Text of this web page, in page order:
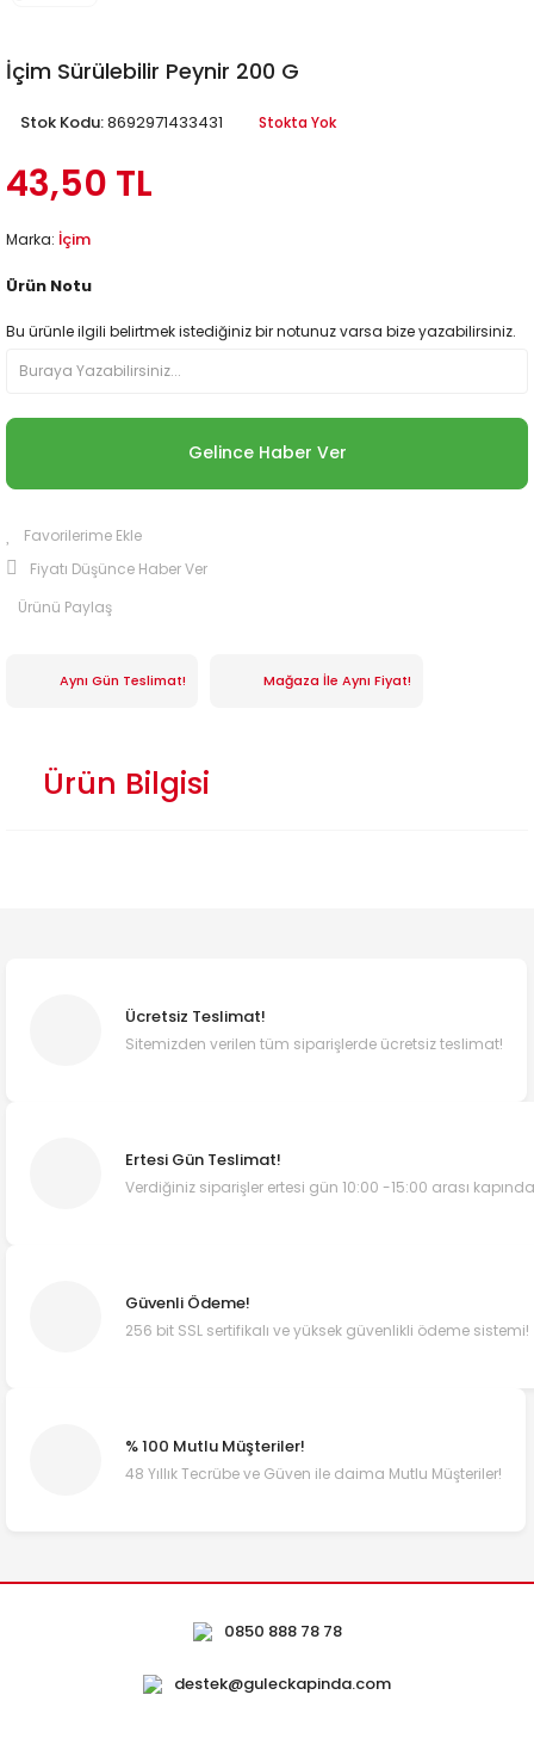
İçim Sürülebilir Peynir 200 G
Stok Kodu:8692971433431 Stokta Yok
43,50 TL
Marka: İçim
Ürün Notu
Bu ürünle ilgili belirtmek istediğiniz bir notunuz varsa bize yazabilirsiniz.
Gelince Haber Ver
Fiyatı Düşünce Haber Ver
Ürünü Paylaş
Aynı Gün Teslimat! Mağaza İle Aynı Fiyat!
Ürün Bilgisi
Ücretsiz Teslimat!
Sitemizden verilen tüm siparişlerde ücretsiz teslimat!
Ertesi Gün Teslimat!
Verdiğiniz siparişler ertesi gün 10:00 -15:00 arası
Güvenli Ödeme!
256 bit SSL sertifikalı ve yüksek güvenlikli ödeme sistemi!
% 100 Mutlu Müşteriler!
48 Yıllık Tecrübe ve Güven ile daima Mutlu Müşteriler!
0850 888 78 78
destek@guleckapinda.com